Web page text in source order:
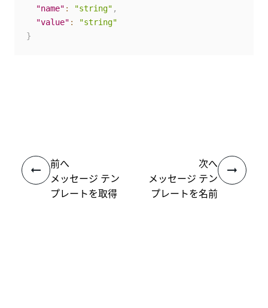
"name" : "string" ,
"value" :
"string"
}
前へ
メッセージ テン
プレートを取得
次へ
メッセージ テン
プレートを名前